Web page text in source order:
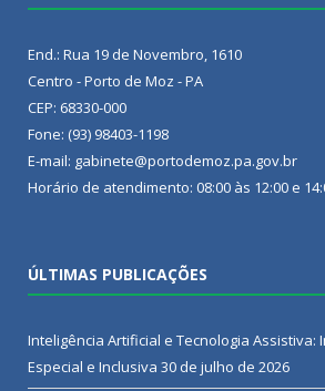
End.: Rua 19 de Novembro, 1610
Centro - Porto de Moz - PA
CEP: 68330-000
Fone: (93) 98403-1198
E-mail: gabinete@portodemoz.pa.gov.br
Horário de atendimento: 08:00 às 12:00 e
ÚLTIMAS PUBLICAÇÕES
Inteligência Artificial e Tecnologia Assistiva:
Especial e Inclusiva 30 de julho de 2026